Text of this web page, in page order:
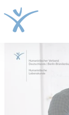
ZUM
ZUR SUCHE